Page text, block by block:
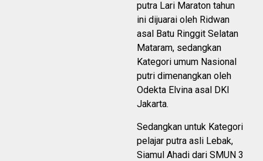
putra Lari Maraton tahun
ini dijuarai oleh Ridwan
asal Batu Ringgit Selatan
Mataram, sedangkan
Kategori umum Nasional
putri dimenangkan oleh
Odekta Elvina asal DKI
Jakarta.
Sedangkan untuk Kategori
pelajar putra asli Lebak,
Siamul Ahadi dari SMUN 3